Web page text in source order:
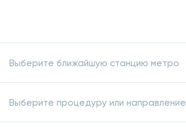
Выберите ближайшую станцию метро
Выберите процедуру или направление